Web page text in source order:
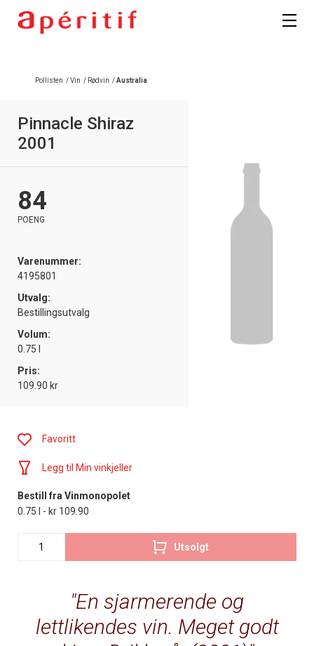
Pollisten /Vin / Rødvin /Australia
Pinnacle Shiraz
2001
84
POENG
Varenummer:
4195801
Utvalg:
Bestillingsutvalg
Volum:
0.75 l
Pris:
109.90 kr
En sjarmerende og
lettlikendes vin. Meget godt
Favoritt
Legg til Min vinkjeller
Bestill fra Vinmonopolet
0.75 l - kr 109.90
Utsolgt